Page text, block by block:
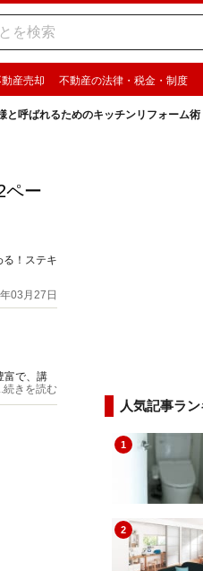
産売却 不動産の法律・税金・制度
と呼ばれるためのキッチンリフォーム術
ペー
！ステキ
03月27日
富で、講
ーム」を
続きを読む
人気記事ラ
1
2